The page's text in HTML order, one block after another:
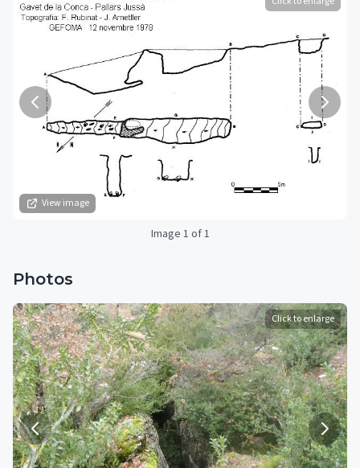
View image
Image 1 of 1
Photos
Click to enlarge